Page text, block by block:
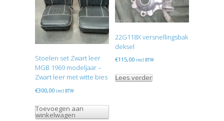
Stoelen set Zwart leer
MGB 1969 modeljaar –
Zwart leer met witte bies
€300,00 incl BTW
Toevoegen aan
winkelwagen
22G118X versnellingsbak
deksel
€115,00 incl BTW
Lees verder